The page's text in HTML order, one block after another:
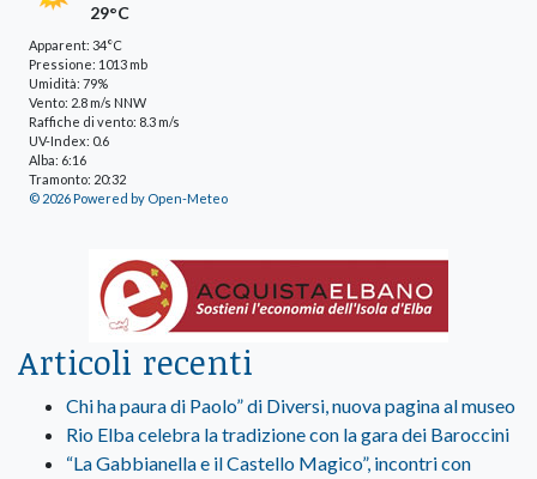
29°C
Apparent: 34°C
Pressione: 1013 mb
Umidità: 79%
Vento: 2.8 m/s NNW
Raffiche di vento: 8.3 m/s
UV-Index: 0.6
Alba: 6:16
Tramonto: 20:32
© 2026 Powered by Open-Meteo
Articoli recenti
Chi ha paura di Paolo” di Diversi, nuova pagina al museo
Rio Elba celebra la tradizione con la gara dei Baroccini
“La Gabbianella e il Castello Magico”, incontri con